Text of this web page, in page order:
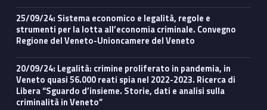
25/09/24: Sistema economico e legalità, regole e
strumenti per la lotta all’economia criminale. Convegno
Regione del Veneto-Unioncamere del Veneto
20/09/24: Legalità: crimine proliferato in pandemia, in
Veneto quasi 56.000 reati spia nel 2022-2023. Ricerca di
Libera “Sguardo d’insieme. Storie, dati e analisi sulla
criminalità in Veneto”